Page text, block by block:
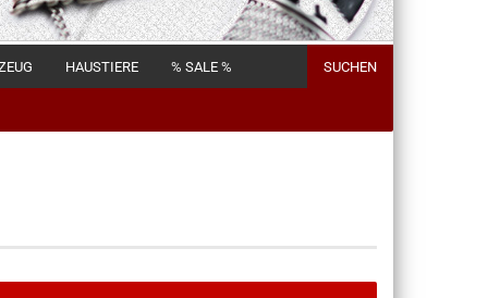
HAUSTIERE % SALE % SUCHEN